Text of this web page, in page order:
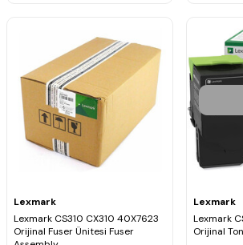
Lexmark
Lexmark CS310 CX310 40X7623
Orijinal Fuser Ünitesi Fuser
Lexmark
Lexmark
Orijinal